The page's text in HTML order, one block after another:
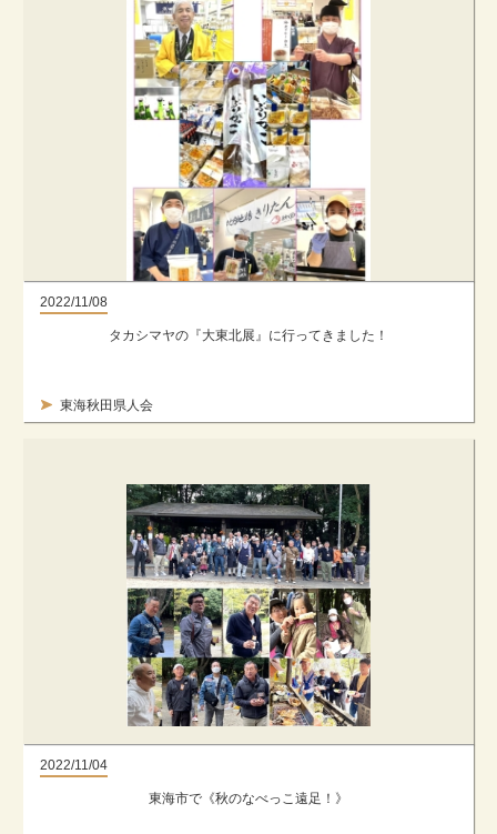
2022/11/08
東海秋田県人会
タカシマヤの『大東北展』に行ってきました！
2022/11/04
東海市で《秋のなべっこ遠足！》